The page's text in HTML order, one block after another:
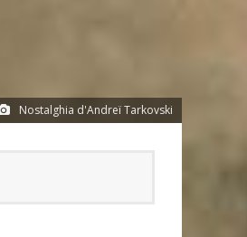
Nostalghia d'Andreï Tarkovski